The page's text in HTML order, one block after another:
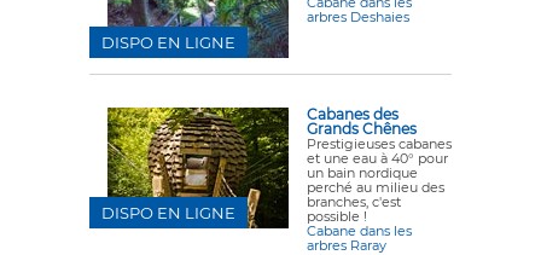
arbres Deshaies
DISPO EN LIGNE
Cabanes des
Grands Chênes
Prestigieuses cabanes
et une eau à 40° pour
un bain nordique
perché au milieu des
branches, c'est
possible !
Cabane dans les
arbres Raray
DISPO EN LIGNE